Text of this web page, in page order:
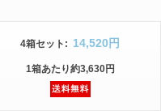
4箱セット : 14,520円
1箱あたり約3,630円